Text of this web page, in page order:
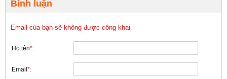
Bình luận
Email của bạn sẽ không được công khai
Họ tên*:
Email *: